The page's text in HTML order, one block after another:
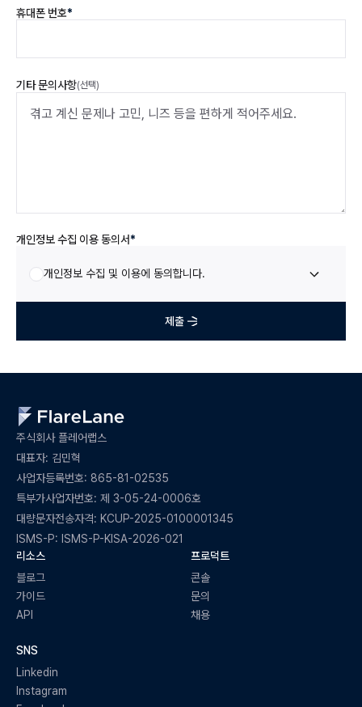
휴대폰 번호*
기타 문의사항(선택)
개인정보 수집 이용 동의서
개인정보 수집 이용 동의서*
개인정보 수집 및 이용에 동의합니다.
제출
주식회사 플레어랩스
대표자: 김민혁
사업자등록번호: 865-81-02535
특부가사업자번호: 제 3-05-24-0006호
대량문자전송자격: KCUP-2025-0100001345
ISMS-P: ISMS-P-KISA-2026-021
리소스
블로그
가이드
API
프로덕트
콘솔
문의
채용
SNS
Linkedin
Instagram